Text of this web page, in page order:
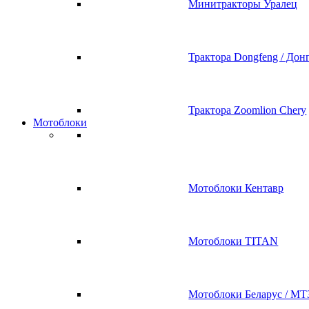
Минитракторы Уралец
Трактора Dongfeng /
Трактора Zoomlion Chery
Мотоблоки
Мотоблоки Кентавр
Мотоблоки TITAN
Мотоблоки Беларус /